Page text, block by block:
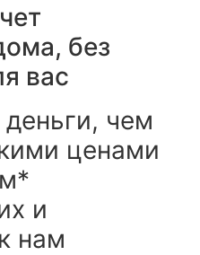
без
вас
чем
ценами
и
нам